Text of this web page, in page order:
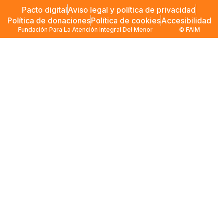
Pacto digitalAviso legal y política de privacidad
Política de donacionesPolítica de cookiesAccesibilidad
Fundación Para La Atención Integral Del Menor © FAIM